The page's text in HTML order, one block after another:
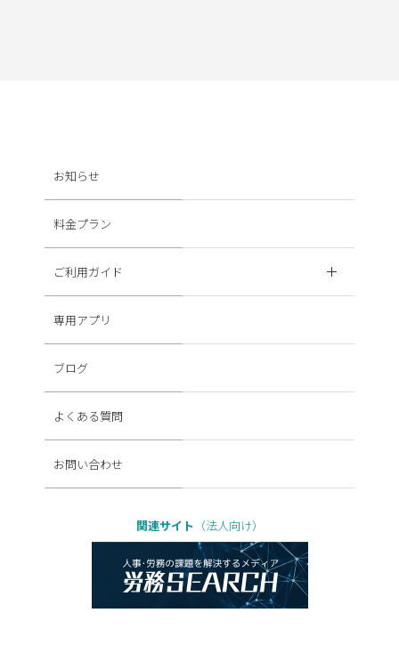
お知らせ
料金プラン
ご利用ガイド
専用アプリ
ブログ
よくある質問
お問い合わせ
関連サイト （法人向け）